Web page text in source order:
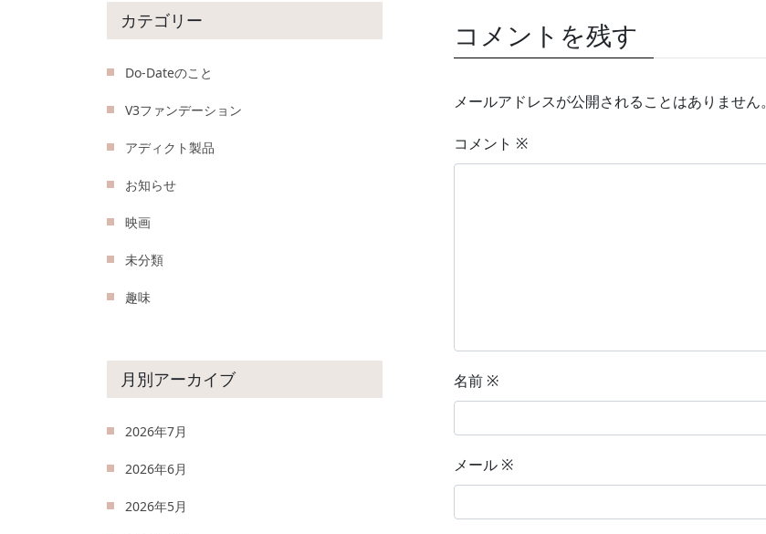
コメントを残す
メールアドレスが公開されることはありません。
コメント ※
名前 ※
メール ※
カテゴリー
Do-Dateのこと
V3ファンデーション
アディクト製品
お知らせ
映画
未分類
趣味
月別アーカイブ
2026年7月
2026年6月
2026年5月